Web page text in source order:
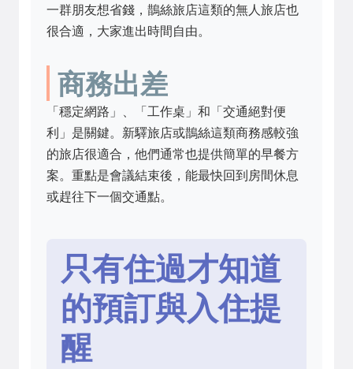
一群朋友想省錢，鵲絲旅店這類的無人旅店也
很合適，大家進出時間自由。
商務出差
「穩定網路」、「工作桌」和「交通絕對便
利」是關鍵。新驛旅店或鵲絲這類商務感較強
的旅店很適合，他們通常也提供簡單的早餐方
案。重點是會議結束後，能最快回到房間休息
或趕往下一個交通點。
只有住過才知道
的預訂與入住提
醒